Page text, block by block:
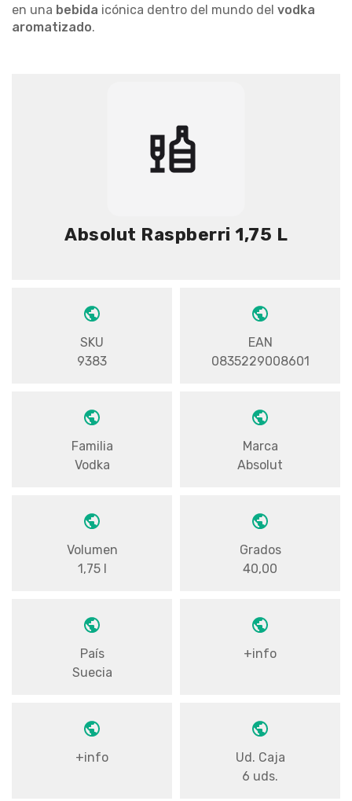
en una bebida icónica dentro del mundo del vodka
aromatizado.
Absolut Raspberri 1,75 L
SKU
9383
EAN
0835229008601
Familia
Vodka
Marca
Absolut
Volumen
1,75 l
Grados
40,00
País
Suecia
+info
+info
Ud. Caja
6 uds.